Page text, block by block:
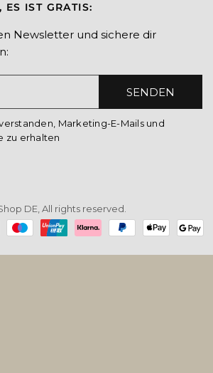
ES IST GRATIS:
Newsletter und sichere dir
SENDEN
Marketing-E-Mails und
zu erhalten
DE, All rights reserved.
Payment
methods